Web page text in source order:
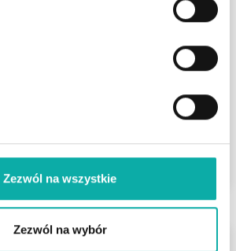
Zezwól na wszystkie
Zezwól na wybór
42,80 m², położone na
Zacho…
Parter
PLN
2 ZOBACZ